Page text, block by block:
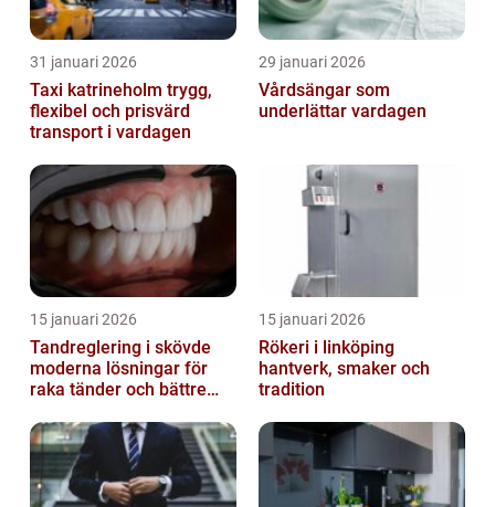
31 januari 2026
Taxi katrineholm trygg,
flexibel och prisvärd
transport i vardagen
29 januari 2026
Vårdsängar som
underlättar vardagen
15 januari 2026
Tandreglering i skövde
moderna lösningar för
raka tänder och bättre
15 januari 2026
Rökeri i linköping
hantverk, smaker och
tradition